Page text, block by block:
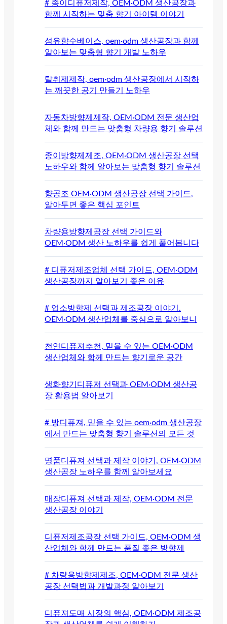
# 종이디퓨저제작, OEM·ODM 생산공장과
함께 시작하는 맞춤 향기 아이템 이야기
섬유향수베이스, oem·odm 생산공장과 함께
알아보는 맞춤형 향기 개발 노하우
탈취제제작, oem·odm 생산공장에서 시작하
는 깨끗한 공기 만들기 노하우
자동차방향제제작, OEM·ODM 전문 생산업
체와 함께 만드는 맞춤형 차량용 향기 솔루션
종이방향제제조, OEM·ODM 생산공장 선택
노하우와 함께 알아보는 맞춤형 향기 솔루션
향공조 OEM·ODM 생산공장 선택 가이드,
알아두면 좋은 핵심 포인트
차량용방향제공장 선택 가이드와
OEM·ODM 생산 노하우를 쉽게 풀어봅니다
# 디퓨저제조업체 선택 가이드, OEM·ODM
생산공장까지 알아보기 좋은 이유
# 업소방향제 선택과 제조공장 이야기.
OEM·ODM 생산업체를 중심으로 알아보니
천연디퓨져추천, 믿을 수 있는 OEM·ODM
생산업체와 함께 만드는 향기로운 공간
생화향기디퓨저 선택과 OEM·ODM 생산공
장 활용법 알아보기
# 방디퓨져, 믿을 수 있는 oem·odm 생산공장
에서 만드는 맞춤형 향기 솔루션의 모든 것
명품디퓨져 선택과 제작 이야기, OEM·ODM
생산공장 노하우를 함께 알아보세요
매장디퓨져 선택과 제작, OEM·ODM 전문
생산공장 이야기
디퓨저제조공장 선택 가이드, OEM·ODM 생
산업체와 함께 만드는 품질 좋은 방향제
# 차량용방향제제조, OEM·ODM 전문 생산
공장 선택법과 개발과정 알아보기
디퓨져도매 시장의 핵심, OEM·ODM 제조공